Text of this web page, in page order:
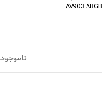
AV903 ARGB
ناموجود